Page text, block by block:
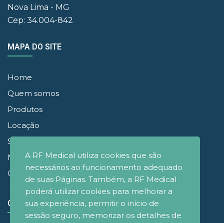
Nova Lima - MG
Cep: 34.004-842
MAPA DO SITE
Home
Quem somos
Produtos
Locação
Simuladores
Noticias
Contato
CONECTE-SE
A RF Medical utiliza cookies que são
necessários ao funcionamento adequado
de suas Páginas. Também, a RF Medical
poderá utilizar cookies para melhorar a
sua experiência, permitir o início de
sessão seguro, memorizar os detalhes de